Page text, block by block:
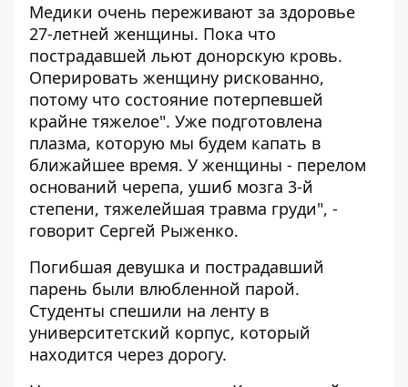
Медики очень переживают за здоровье
27-летней женщины. Пока что
пострадавшей льют донорскую кровь.
Оперировать женщину рискованно,
потому что состояние потерпевшей
крайне тяжелое". Уже подготовлена
плазма, которую мы будем капать в
ближайшее время. У женщины - перелом
оснований черепа, ушиб мозга 3-й
степени, тяжелейшая травма груди", -
говорит Сергей Рыженко.
Погибшая девушка и пострадавший
парень были влюбленной парой.
Студенты спешили на ленту в
университетский корпус, который
находится через дорогу.